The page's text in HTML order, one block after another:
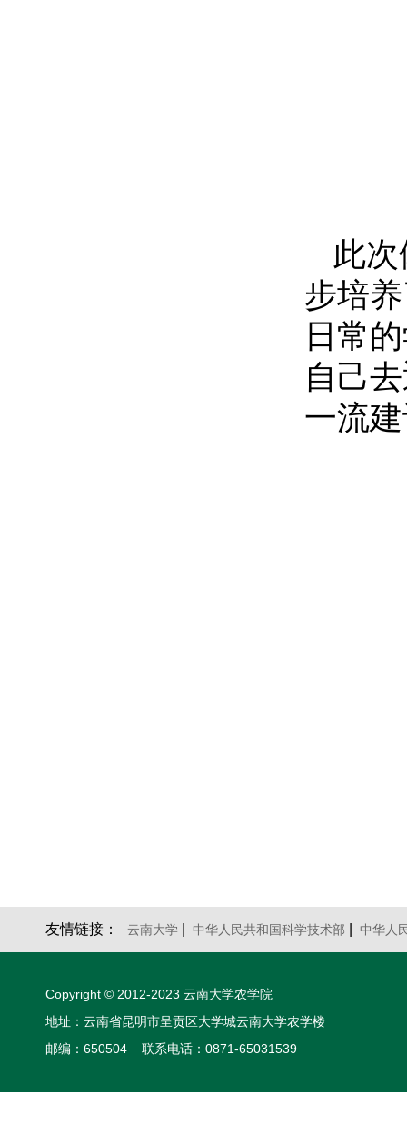
此
步培
日常
自己
一流
云南大学 中华人民共和国科学技术部 中华人
友情链接：
Copyright © 2012-2023 云南大学农学院
地址：云南省昆明市呈贡区大学城云南大学农学楼
邮编：650504 联系电话：0871-65031539